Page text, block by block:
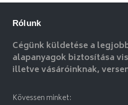
Rólunk
Cégünk küldetése a
alapanyagok biztosítása
illetve vásáróinknak,
Kövessen minket: